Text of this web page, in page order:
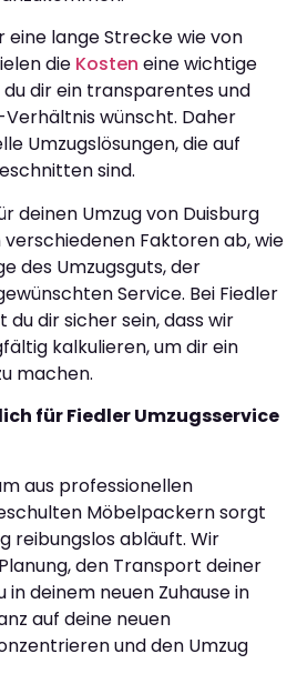
eine lange Strecke wie von
die Kosten eine wichtige
du dir ein transparentes und
wünscht. Daher
Umzugslösungen, die auf
sind.
deinen Umzug von Duisburg
Faktoren ab, wie
des Umzugsguts, der
Service. Bei Fiedler
du dir sicher sein, dass wir
kalkulieren, um dir ein
machen.
für Fiedler Umzugsservice
aus professionellen
Möbelpackern sorgt
reibungslos abläuft. Wir
den Transport deiner
in deinem neuen Zuhause in
auf deine neuen
und den Umzug